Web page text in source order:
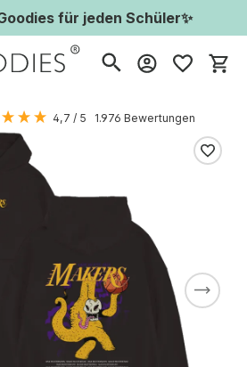
für jeden Schüler✨
4,7 / 5 1.976 Bewertungen